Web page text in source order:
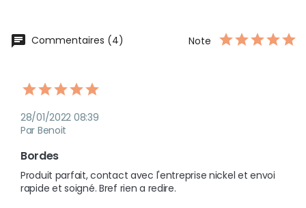
chat Commentaires (4) Note
28/01/2022 08:39
Par Benoit
Bordes
Produit parfait, contact avec l'entreprise nickel et envoi
rapide et soigné. Bref rien a redire.